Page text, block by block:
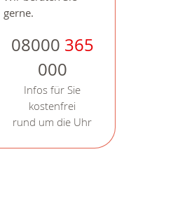
gerne.
08000 365
000
Infos für Sie
kostenfrei
rund um die Uhr